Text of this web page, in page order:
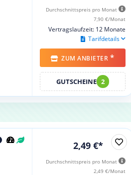
Durchschnittspreis pro Monat
7,90 €/Monat
Vertragslaufzeit: 12 Monate
Tarifdetails
ZUM ANBIETER *
GUTSCHEINE 2
2,49 €*
Durchschnittspreis pro Monat
2,49 €/Monat